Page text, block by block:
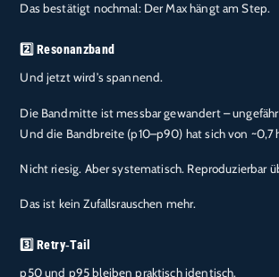
Das bestätigt nochmal: Der Max hängt am Step.
2️⃣ Resonanzband
Und jetzt wird’s spannend.
Die Bandmitte ist messbar gewandert –
Und die Bandbreite (p10–p90) hat sich von ~0,7 h
Nicht riesig. Aber systematisch. Reproduzierbar
Das ist kein Zufallsrauschen mehr.
3️⃣ Retry‑Tail
p50 und p95 bleiben praktisch identisch.